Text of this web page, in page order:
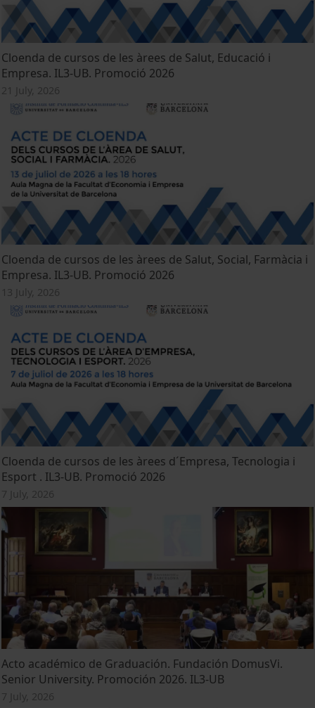
Cloenda de cursos de les àrees de Salut, Educació i
Empresa. IL3-UB. Promoció 2026
21 July, 2026
Cloenda de cursos de les àrees de Salut, Social, Farmàcia i
Empresa. IL3-UB. Promoció 2026
13 July, 2026
Cloenda de cursos de les àrees d´Empresa, Tecnologia i
Esport . IL3-UB. Promoció 2026
7 July, 2026
Acto académico de Graduación. Fundación DomusVi.
Senior University. Promoción 2026. IL3-UB
7 July, 2026